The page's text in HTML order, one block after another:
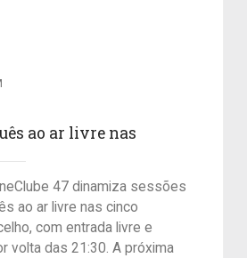
ao ar livre nas
47 dinamiza sessões
ao ar livre nas cinco
com entrada livre e
volta das 21:30. A próxima